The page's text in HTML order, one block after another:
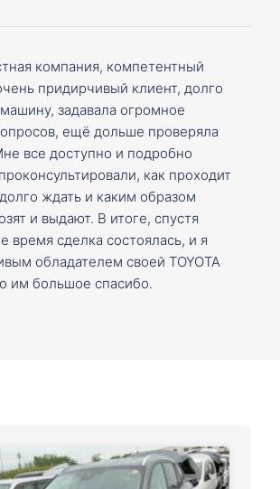
компания, компетентный
придирчивый клиент, долго
задавала огромное
ещё дольше проверяла
все доступно и подробно
как проходит
ждать и каким образом
и выдают. В итоге, спустя
время сделка состоялась, и я
обладателем своей TOYOTA
им большое спасибо.